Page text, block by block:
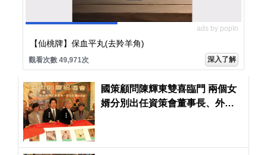
ads by popIn
【仙桃牌】保血平丸(去羚羊角)
觀看次數 49,971次 深入了解
國策顧問陳輝東雙喜臨門 兩個女
婿分別出任資策會董事長、外貿